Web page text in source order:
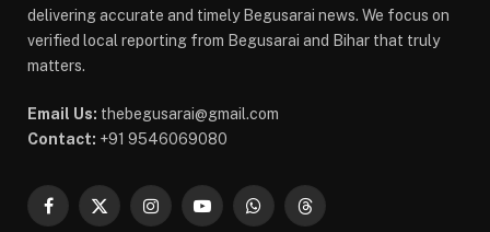
delivering accurate and timely Begusarai news. We focus on
verified local reporting from Begusarai and Bihar that truly
matters.
Email Us: thebegusarai@gmail.com
Contact: +91 9546069080
Facebook
X
InstagramYouTubeWhatsAppThreads